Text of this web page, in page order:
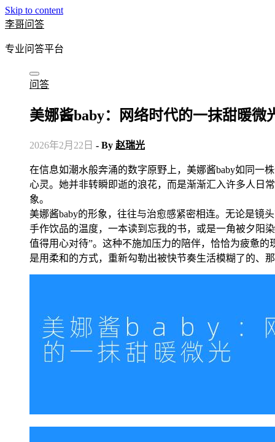
Skip to content
李哥问答
专业问答平台
问答
美娜酱baby：网络时代的一抹甜暖微
2026年2月22日 - By 赵瑞光
在信息如潮水般奔涌的数字原野上，美娜酱baby如同一株悄然绽放的铃兰，以其独有的清新与温暖，触动了无数屏幕前的
心灵。她并非转瞬即逝的浪花，而是渐渐汇入许多人日
象。
美娜酱baby的形象，往往与治愈感紧密相连。无论是
手作饮品的温度，一本读到忘我的书，或是一角被夕
值得用心对待”。这种不施加压力的陪伴，恰恰为疲惫
是用柔和的方式，重新勾勒出被快节奏生活模糊了的、